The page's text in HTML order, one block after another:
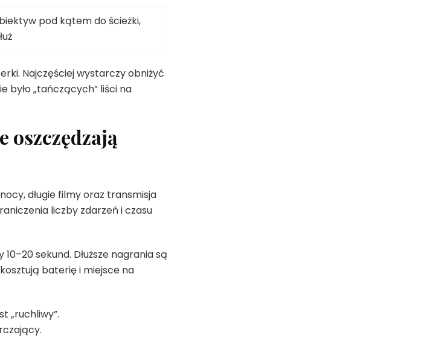
pod kątem do ścieżki,
Najczęściej wystarczy obniżyć
było „tańczących” liści na
długie filmy oraz transmisja
liczby zdarzeń i czasu
sekund. Dłuższe nagrania są
baterię i miejsce na
„ruchliwy”.